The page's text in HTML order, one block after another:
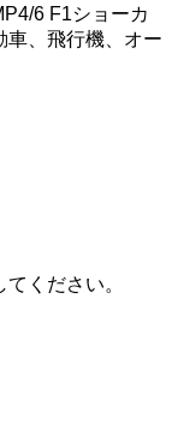
6 F1ショーカ
車、飛行機、オー
ください。